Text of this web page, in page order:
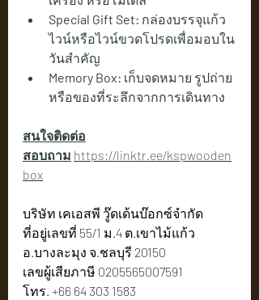
Special Gift Set: กล่องบรรจุแก้ว
ไวน์หรือไวน์ขวดโปรดเพื่อมอบใน
วันสำคัญ
Memory Box: เก็บจดหมาย รูปถ่าย
หรือของที่ระลึกจากการเดินทาง
สนใจติดต่อ
สอบถาม https://linktr.ee/kspwooden
box
บริษัท เคเอสพี วู๊ดเด้นบ๊อกซ์จำกัด
ที่อยู่เลขที่ 55/1 ม.4 ต.เขาไม้แก้ว
อ.บางละมุง จ.ชลบุรี 20150
เลขผู้เสียภาษี 0205565007591
โทร. +66 64 303 1583